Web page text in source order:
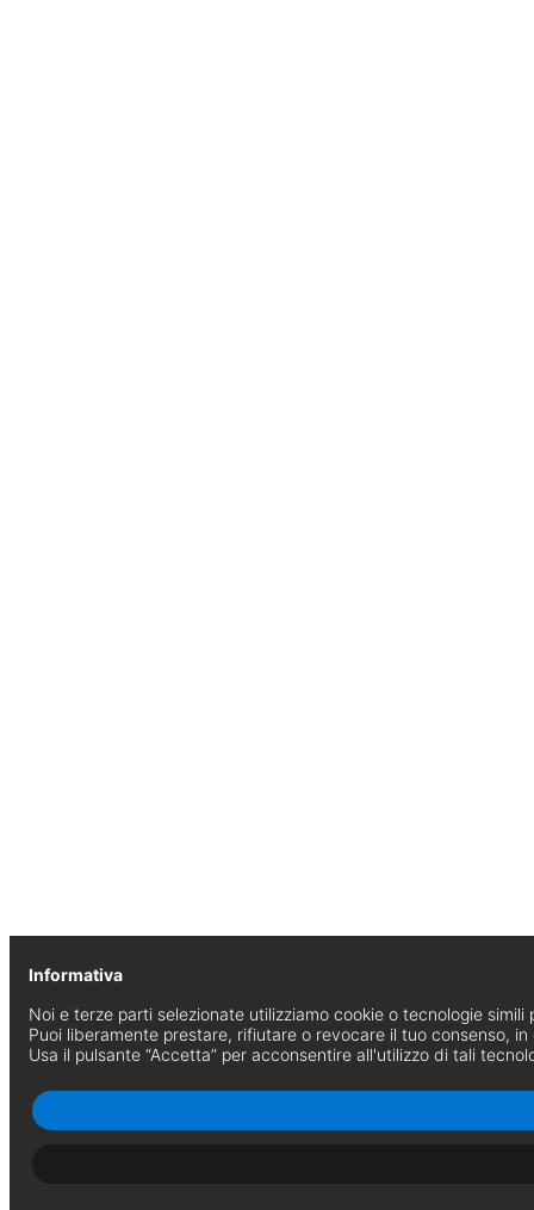
Informativa
Noi e terze parti selezionate utilizziamo cookie o tecnologie
Puoi liberamente prestare, rifiutare o revocare il tuo consenso, in
Usa il pulsante “Accetta” per acconsentire all'utilizzo di tali